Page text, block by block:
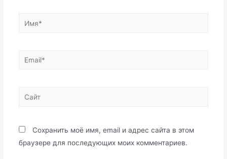
Имя*
Email*
Сайт
Сохранить моё имя, email и адрес сайта в этом
браузере для последующих моих комментариев.